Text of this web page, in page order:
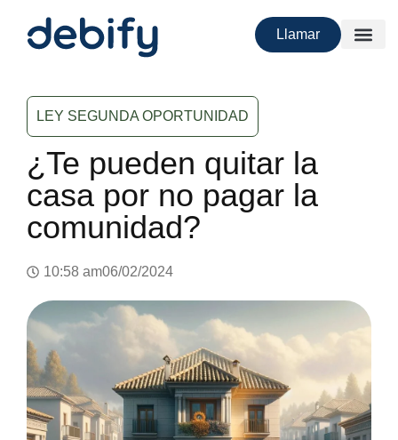
Llamar
LEY SEGUNDA OPORTUNIDAD
¿Te pueden quitar la
casa por no pagar la
comunidad?
10:58 am06/02/2024